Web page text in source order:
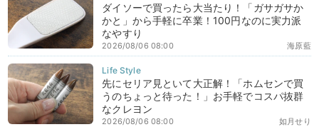
ダイソーで買ったら大当たり！「ガサガサか
かと」から手軽に卒業！100円なのに実力派
なやすり
海原藍
2026/08/06 08:00
先にセリア見といて大正解！「ホムセンで買
うのちょっと待った！」お手軽でコスパ抜群
なクレヨン
如月せり
2026/08/06 08:00